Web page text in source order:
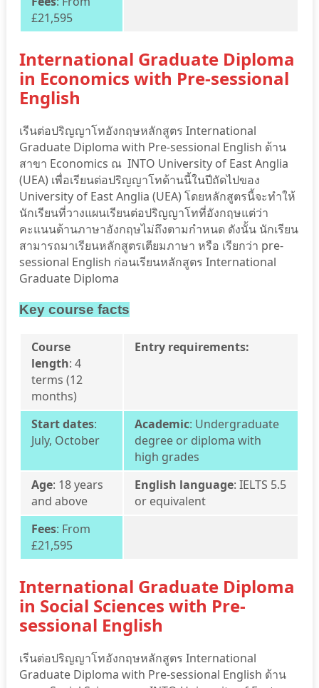
£21,595
International Graduate Diploma
in Economics with Pre-sessional
English
เรีนต่อปริญญาโทอังกฤษหลักสูตร International
Graduate Diploma with Pre-sessional English ด้าน
สาขา Economics ณ INTO University of East Anglia
(UEA) เพื่อเรียนต่อปริญญาโทด้านนี้ในปีถัดไปของ
University of East Anglia (UEA) โดยหลักสูตรนี้จะทำให้
นักเรียนที่วางแผนเรียนต่อปริญญาโทที่อังกฤษแต่ว่า
คะแนนด้านภาษาอังกฤษไม่ถึงตามกำหนด ดังนั้น นักเรียน
สามารถมาเรียนหลักสูตรเตียมภาษา หรือ เรียกว่า pre-
sessional English ก่อนเรียนหลักสูตร International
Graduate Diploma
Key course facts
Course
length: 4
terms (12
months)
Entry requirements:
Start dates:
July, October
Academic: Undergraduate
degree or diploma with
high grades
Age: 18 years
and above
English language: IELTS 5.5
or equivalent
Fees: From
£21,595
International Graduate Diploma
in Social Sciences with Pre-
sessional English
เรีนต่อปริญญาโทอังกฤษหลักสูตร International
Graduate Diploma with Pre-sessional English ด้าน